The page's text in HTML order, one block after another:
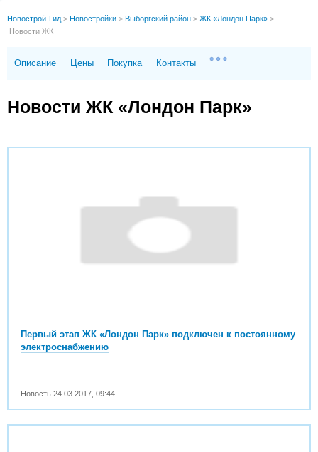
Новострой-Гид > Новостройки > Выборгский район > ЖК «Лондон Парк» >
Новости ЖК
Описание Цены Покупка Контакты
Новости ЖК «Лондон Парк»
Первый этап ЖК «Лондон Парк» подключен к постоянному
электроснабжению
Новость24.03.2017 ,09:44